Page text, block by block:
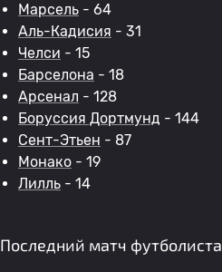
Марсель - 64
Аль-Кадисия - 31
Челси - 15
Барселона - 18
Арсенал - 128
Боруссия Дортмунд - 144
Сент-Этьен - 87
Монако - 19
Лилль - 14
Последний матч футболиста